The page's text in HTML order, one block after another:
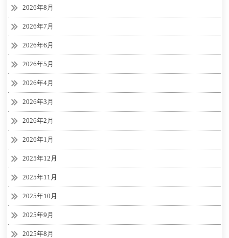
2026年8月
2026年7月
2026年6月
2026年5月
2026年4月
2026年3月
2026年2月
2026年1月
2025年12月
2025年11月
2025年10月
2025年9月
2025年8月